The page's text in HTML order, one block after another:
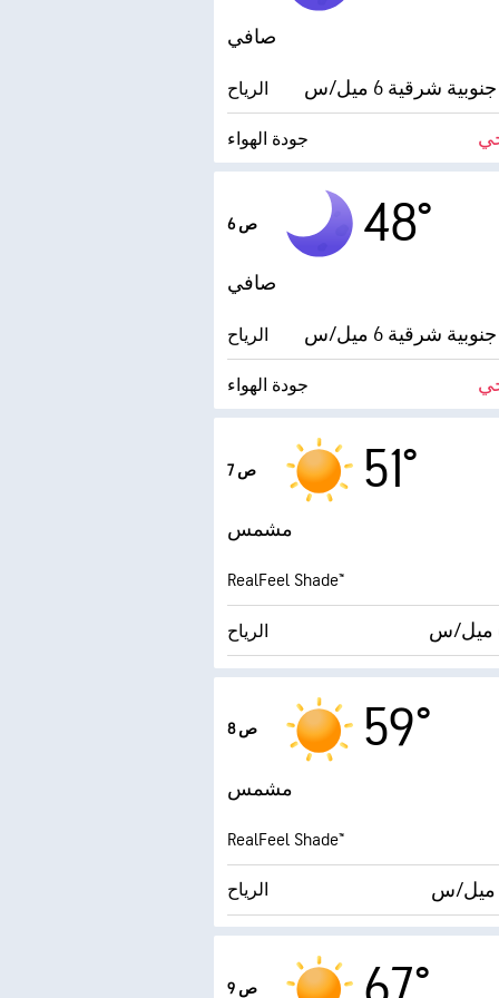
صافي
الرياح شرقية 6 ميل/س
جودة الهواء
AccuLumen Brightness Index™
6 ص 48°
صافي
الرياح شرقية 6 ميل/س
جودة الهواء
درجة التكثف
AccuLumen Brightness Index™
7 ص 51°
مشمس
RealFeel Shade™
الرياح
الرطوبة
درجة التكثف
8 ص 59°
مشمس
RealFeel Shade™
الرياح
9 ص